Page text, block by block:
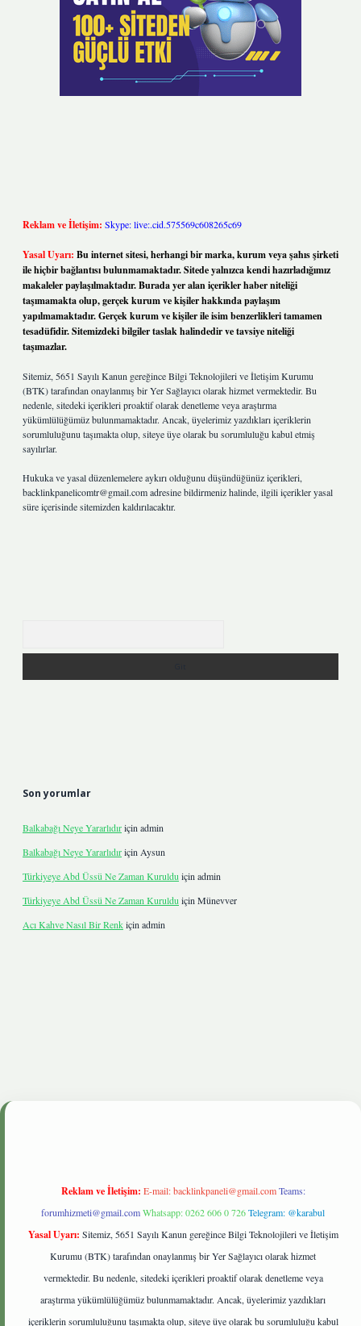
Reklam ve İletişim: Skype: live:.cid.575569c608265c69
Yasal Uyarı: Bu internet sitesi, herhangi bir marka, kurum veya şahıs şirketi
ile hiçbir bağlantısı bulunmamaktadır. Sitede yalnızca kendi hazırladığımız
makaleler paylaşılmaktadır. Burada yer alan içerikler haber niteliği
taşımamakta olup, gerçek kurum ve kişiler hakkında paylaşım
yapılmamaktadır. Gerçek kurum ve kişiler ile isim benzerlikleri tamamen
tesadüfidir. Sitemizdeki bilgiler taslak halindedir ve tavsiye niteliği
taşımazlar.
Sitemiz, 5651 Sayılı Kanun gereğince Bilgi Teknolojileri ve İletişim Kurumu
(BTK) tarafından onaylanmış bir Yer Sağlayıcı olarak hizmet vermektedir. Bu
nedenle, sitedeki içerikleri proaktif olarak denetleme veya araştırma
yükümlülüğümüz bulunmamaktadır. Ancak, üyelerimiz yazdıkları içeriklerin
sorumluluğunu taşımakta olup, siteye üye olarak bu sorumluluğu kabul etmiş
sayılırlar.
Hukuka ve yasal düzenlemelere aykırı olduğunu düşündüğünüz içerikleri,
backlinkpanelicomtr@gmail.comadresine bildirmeniz halinde, ilgili içerikler yasal
süre içerisinde sitemizden kaldırılacaktır.
Son yorumlar
Balkabağı Neye Yararlıdıriçin admin
Balkabağı Neye Yararlıdıriçin Aysun
Türkiyeye Abd Üssü Ne Zaman Kuruldu için admin
Türkiyeye Abd Üssü Ne Zaman Kuruldu için Münevver
Acı Kahve Nasıl Bir Renkiçin admin
Reklam ve İletişim: E-mail:backlinkpaneli@gmail.com Teams:
forumhizmeti@gmail.comWhatsapp: 0262 606 0 726Telegram: @karabul
Yasal Uyarı: Sitemiz, 5651 Sayılı Kanun gereğince Bilgi Teknolojileri ve İletişim
Kurumu (BTK) tarafından onaylanmış bir Yer Sağlayıcı olarak hizmet
vermektedir. Bu nedenle, sitedeki içerikleri proaktif olarak denetleme veya
araştırma yükümlülüğümüz bulunmamaktadır. Ancak, üyelerimiz yazdıkları
içeriklerin sorumluluğunu taşımakta olup, siteye üye olarak bu sorumluluğu kabul